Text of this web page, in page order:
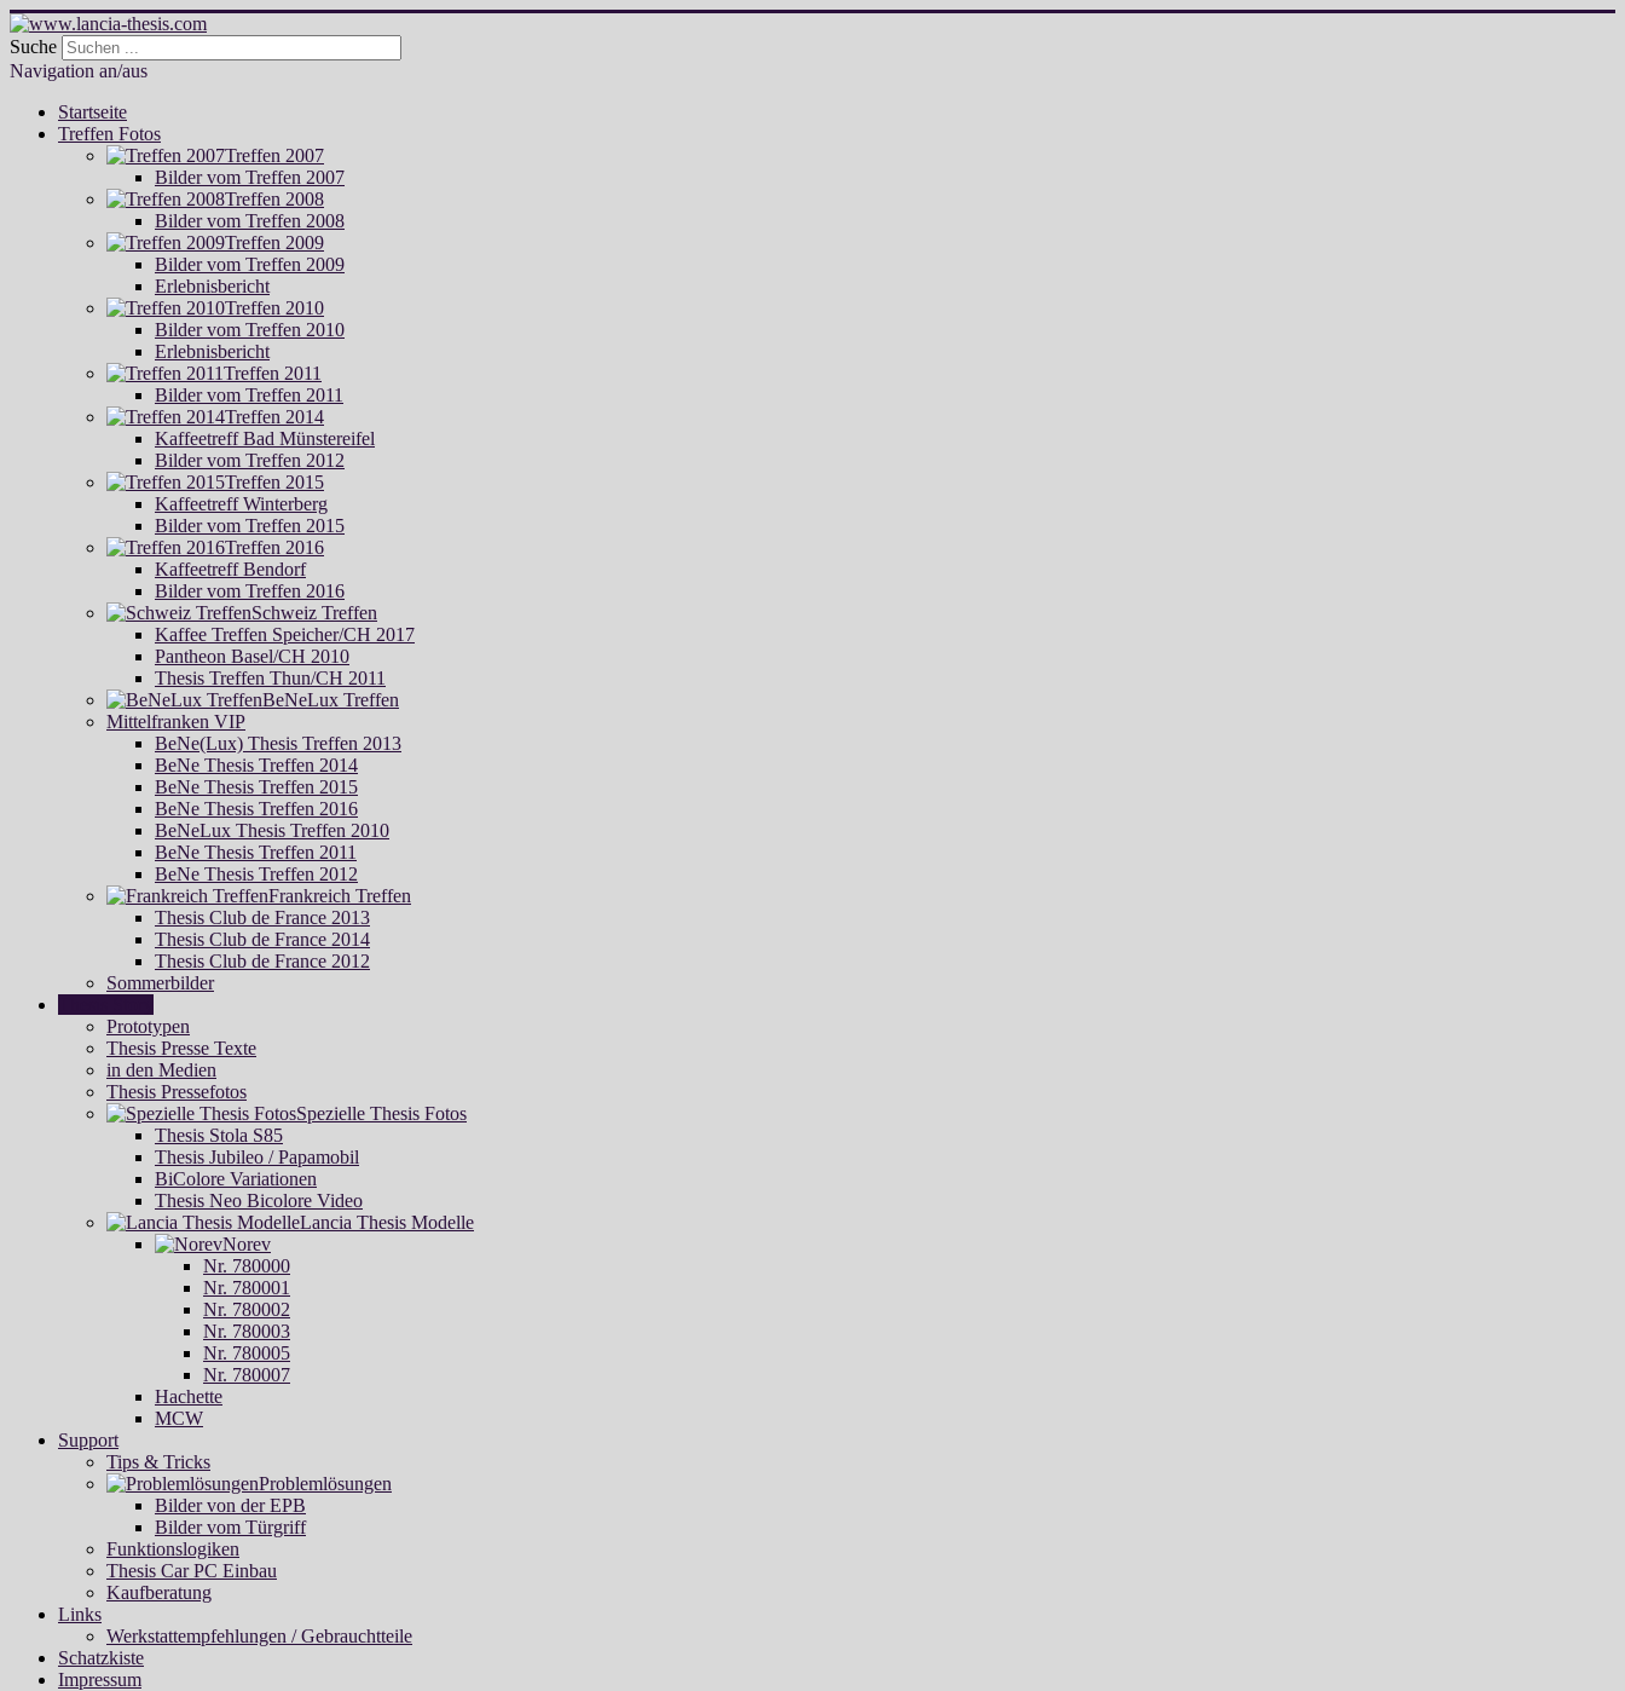
Suche
Navigation an/aus
Startseite
Treffen Fotos
Treffen 2007
Bilder vom Treffen 2007
Treffen 2008
Bilder vom Treffen 2008
Treffen 2009
Bilder vom Treffen 2009
Erlebnisbericht
Treffen 2010
Bilder vom Treffen 2010
Erlebnisbericht
Treffen 2011
Bilder vom Treffen 2011
Treffen 2014
Kaffeetreff Bad Münstereifel
Bilder vom Treffen 2012
Treffen 2015
Kaffeetreff Winterberg
Bilder vom Treffen 2015
Treffen 2016
Kaffeetreff Bendorf
Bilder vom Treffen 2016
Schweiz Treffen
Kaffee Treffen Speicher/CH 2017
Pantheon Basel/CH 2010
Thesis Treffen Thun/CH 2011
BeNeLux Treffen
Mittelfranken VIP
BeNe(Lux) Thesis Treffen 2013
BeNe Thesis Treffen 2014
BeNe Thesis Treffen 2015
BeNe Thesis Treffen 2016
BeNeLux Thesis Treffen 2010
BeNe Thesis Treffen 2011
BeNe Thesis Treffen 2012
Frankreich Treffen
Thesis Club de France 2013
Thesis Club de France 2014
Thesis Club de France 2012
Sommerbilder
Prototypen
Thesis Presse Texte
in den Medien
Thesis Pressefotos
Spezielle Thesis Fotos
Thesis Stola S85
Thesis Jubileo / Papamobil
BiColore Variationen
Thesis Neo Bicolore Video
Lancia Thesis Modelle
Norev
Nr. 780000
Nr. 780001
Nr. 780002
Nr. 780003
Nr. 780005
Nr. 780007
Hachette
MCW
Support
Tips & Tricks
Problemlösungen
Bilder von der EPB
Bilder vom Türgriff
Funktionslogiken
Thesis Car PC Einbau
Kaufberatung
Links
Werkstattempfehlungen / Gebrauchtteile
Schatzkiste
Impressum